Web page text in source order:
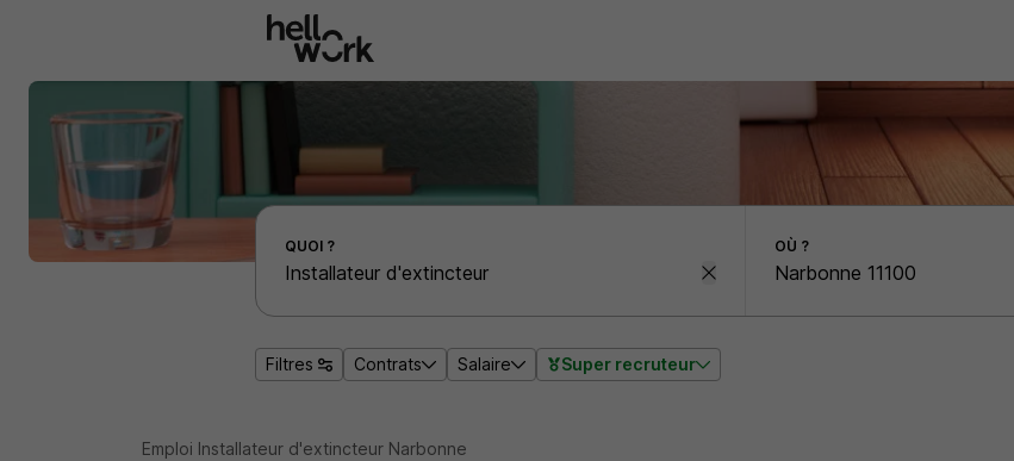
Effectuer une recherche d'emploi par localité
QUOI ? OÙ ?
Filtres Contrats Salaire Super recruteur
Emploi Installateur d'extincteur Narbonne